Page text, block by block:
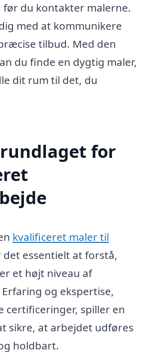
du kontakter malerne.
med at kommunikere
tilbud. Med den
du finde en dygtig maler,
dit rum til det, du
for
kvalificeret maler til
det essentielt at forstå,
et højt niveau af
og ekspertise,
certificeringer, spiller en
sikre, at arbejdet udføres
holdbart.